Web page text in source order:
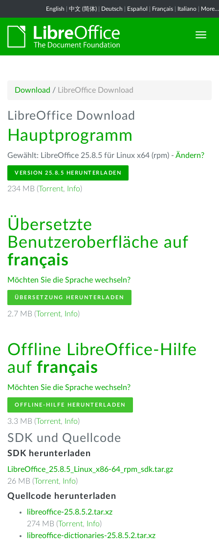
English 中文 (简体) Deutsch Español Français Italiano More...
Download / LibreOffice Download
LibreOffice Download
Hauptprogramm
Gewählt: LibreOffice 25.8.5 für Linux x64 (rpm) - Ändern?
VERSION 25.8.5 HERUNTERLADEN
234 MB (Torrent, Info)
Übersetzte
Benutzeroberfläche auf
français
Möchten Sie die Sprache wechseln?
ÜBERSETZUNG HERUNTERLADEN
2.7 MB (Torrent, Info)
Offline LibreOffice-Hilfe
auf français
Möchten Sie die Sprache wechseln?
OFFLINE-HILFE HERUNTERLADEN
3.3 MB (Torrent, Info)
SDK und Quellcode
SDK herunterladen
LibreOffice_25.8.5_Linux_x86-64_rpm_sdk.tar.gz
26 MB (Torrent, Info)
Quellcode herunterladen
libreoffice-25.8.5.2.tar.xz
274 MB (Torrent, Info)
libreoffice-dictionaries-25.8.5.2.tar.xz